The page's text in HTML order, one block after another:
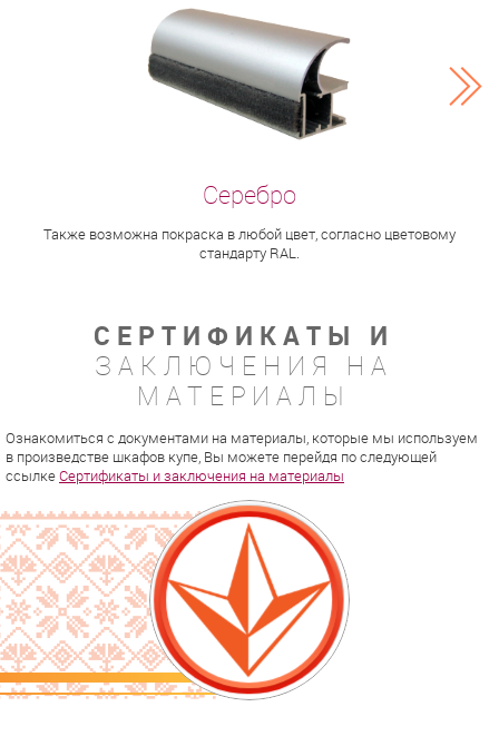
Также возможна покраска в любой цвет, согласно цветовому
стандарту RAL.
СЕРТИФИКАТЫ И
ЗАКЛЮЧЕНИЯ НА
МАТЕРИАЛЫ
Ознакомиться с документами на материалы, которые мы используем
в произведстве шкафов купе, Вы можете перейдя по следующей
ссылкеСертификаты и заключения на материалы